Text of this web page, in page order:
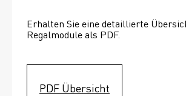
Erhalten Sie eine detaillierte
Regalmodule als PDF.
PDF Übersicht